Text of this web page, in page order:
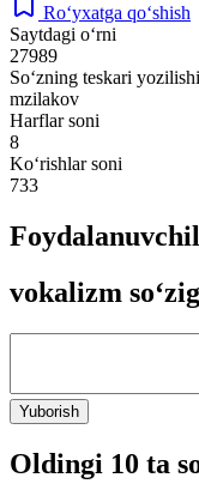
Ro‘yxatga qo‘shish
Saytdagi o‘rni
27989
So‘zning teskari yozilishi
mzilakov
Harflar soni
8
Ko‘rishlar soni
733
vokalizm
Yuborish
Oldingi 10 ta